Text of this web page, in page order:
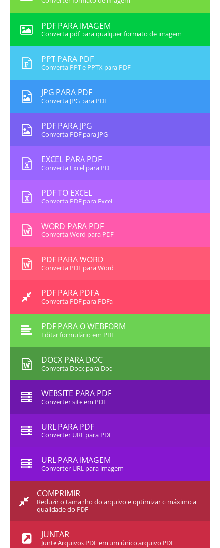
PDF PARA IMAGEM
Converta pdf para qualquer formato de imagem
PPT PARA PDF
Converta PPT e PPTX para PDF
JPG PARA PDF
Converta JPG para PDF
PDF PARA JPG
Converta PDF para JPG
EXCEL PARA PDF
Converta Excel para PDF
PDF TO EXCEL
Converta PDF para Excel
WORD PARA PDF
Converta Word para PDF
PDF PARA WORD
Converta PDF para Word
PDF PARA PDFA
Converta PDF para PDFa
PDF PARA O WEBFORM
Editar formulário em PDF
DOCX PARA DOC
Converta Docx para Doc
WEBSITE PARA PDF
Converter site em PDF
URL PARA PDF
Converter URL para PDF
URL PARA IMAGEM
Converter URL para imagem
COMPRIMIR
Reduzir o tamanho do arquivo e optimizar o máximo a
qualidade do PDF
JUNTAR
Junte Arquivos PDF em um único arquivo PDF